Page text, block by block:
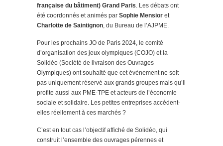
française du bâtiment) Grand Paris. Les débats ont
été coordonnés et animés par Sophie Mensior et
Charlotte de Saintignon, du Bureau de l’AJPME.
Pour les prochains JO de Paris 2024, le comité
d’organisation des jeux olympiques (COJO) et la
Solidéo (Société de livraison des Ouvrages
Olympiques) ont souhaité que cet évènement ne soit
pas uniquement réservé aux grands groupes mais qu’il
profite aussi aux PME-TPE et acteurs de l’économie
sociale et solidaire. Les petites entreprises accèdent-
elles réellement à ces marchés ?
C’est en tout cas l’objectif affiché de Solidéo, qui
construit l’ensemble des ouvrages pérennes et